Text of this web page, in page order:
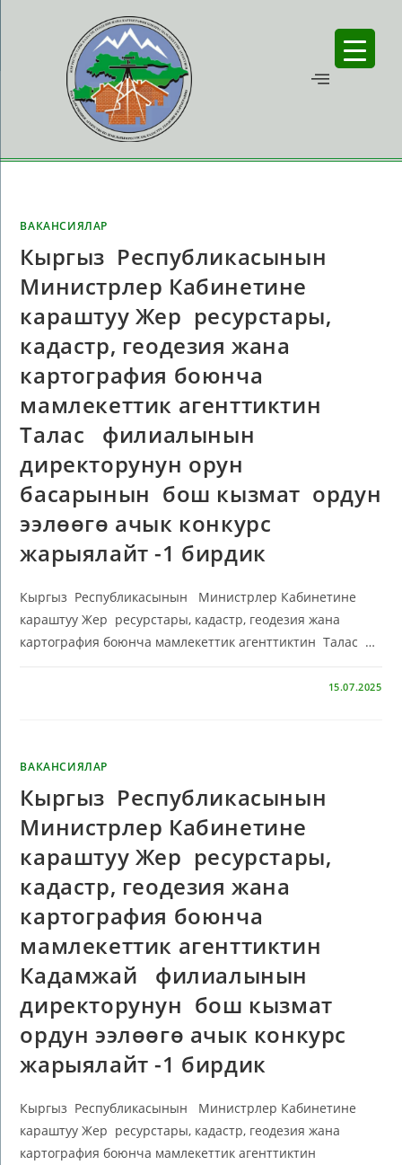
ВАКАНСИЯЛАР
Кыргыз Республикасынын
Министрлер Кабинетине
караштуу Жер ресурстары,
кадастр, геодезия жана
картография боюнча
мамлекеттик агенттиктин
Талас филиалынын
директорунун орун
басарынын бош кызмат ордун
ээлөөгө ачык конкурс
жарыялайт -1 бирдик
Кыргыз Республикасынын Министрлер Кабинетине
караштуу Жер ресурстары, кадастр, геодезия жана
картография боюнча мамлекеттик агенттиктин Талас …
15.07.2025
ВАКАНСИЯЛАР
Кыргыз Республикасынын
Министрлер Кабинетине
караштуу Жер ресурстары,
кадастр, геодезия жана
картография боюнча
мамлекеттик агенттиктин
Кадамжай филиалынын
директорунун бош кызмат
ордун ээлөөгө ачык конкурс
жарыялайт -1 бирдик
Кыргыз Республикасынын Министрлер Кабинетине
караштуу Жер ресурстары, кадастр, геодезия жана
картография боюнча мамлекеттик агенттиктин